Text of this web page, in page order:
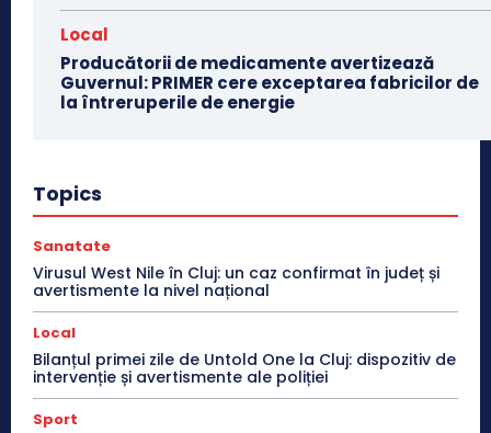
Local
Producătorii de medicamente avertizează
Guvernul: PRIMER cere exceptarea fabricilor de
la întreruperile de energie
Topics
Sanatate
Virusul West Nile în Cluj: un caz confirmat în județ și
avertismente la nivel național
Local
Bilanțul primei zile de Untold One la Cluj: dispozitiv de
intervenție și avertismente ale poliției
Sport